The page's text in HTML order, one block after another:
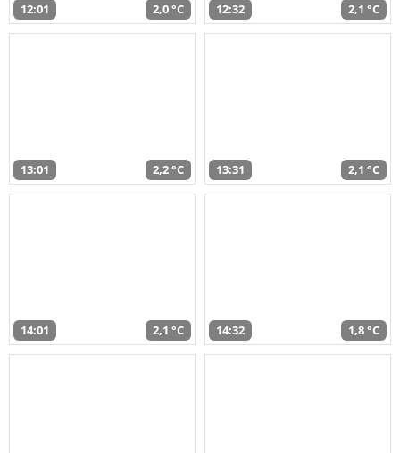
12:01 2,0 °C 12:32 2,1 °C
13:01 2,2 °C 13:31 2,1 °C
14:01 2,1 °C 14:32 1,8 °C